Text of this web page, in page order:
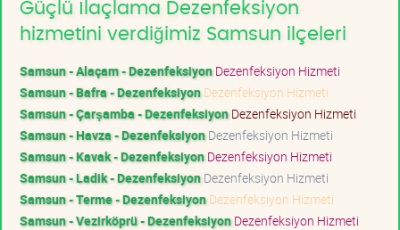
Güçlü İlaçlama Dezenfeksiyon
hizmetini verdiğimiz Samsun ilçeleri
Samsun - Alaçam - DezenfeksiyonDezenfeksiyon Hizmeti
Samsun - Bafra - DezenfeksiyonDezenfeksiyon Hizmeti
Samsun - Çarşamba - DezenfeksiyonDezenfeksiyon Hizmeti
Samsun - Havza - DezenfeksiyonDezenfeksiyon Hizmeti
Samsun - Kavak - DezenfeksiyonDezenfeksiyon Hizmeti
Samsun - Ladik - DezenfeksiyonDezenfeksiyon Hizmeti
Samsun - Terme - DezenfeksiyonDezenfeksiyon Hizmeti
Samsun - Vezirköprü - DezenfeksiyonDezenfeksiyon Hizmeti